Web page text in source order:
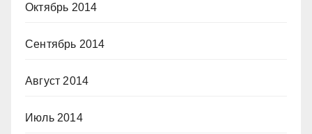
Октябрь 2014
Сентябрь 2014
Август 2014
Июль 2014